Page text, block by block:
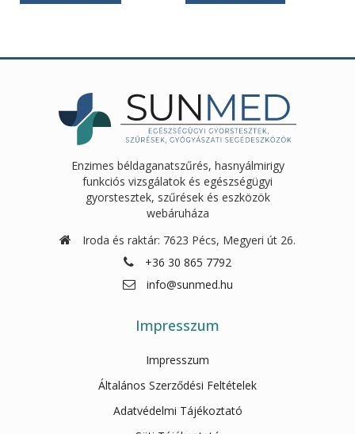
Enzimes béldaganatszűrés, hasnyálmirigy
funkciós vizsgálatok és egészségügyi
gyorstesztek, szűrések és eszközök
webáruháza
Iroda és raktár: 7623 Pécs, Megyeri út 26.
+36 30 865 7792
info@sunmed.hu
Impresszum
Impresszum
Általános Szerződési Feltételek
Adatvédelmi Tájékoztató